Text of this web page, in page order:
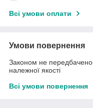
Всі умови оплати
Умови повернення
Законом не
належної якості
Всі умови повернення